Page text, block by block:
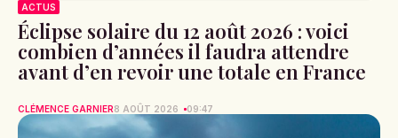
ACTUS
Éclipse solaire du 12 août 2026 : voici
combien d’années il faudra attendre
avant d’en revoir une totale en France
CLÉMENCE GARNIER8 AOÛT 2026 09:47